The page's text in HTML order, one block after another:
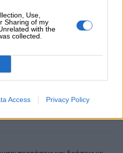
Use,
Sharing of my
with the
collected.
Access Privacy Policy
και τα συμφέροντα, οι
στα δάνεια, νέο deal
ο διπλασιασμός των κερδών της
Ιατρικής: «Σε πέντε χρόνια